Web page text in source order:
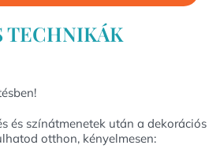
TECHNIKÁK
és színátmenetek után a dekorációs
otthon, kényelmesen: